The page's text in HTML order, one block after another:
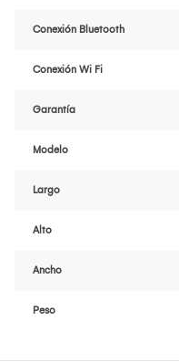
Conexión Bluetooth
Conexión Wi Fi
Garantía
Modelo
Largo
Alto
Ancho
Peso